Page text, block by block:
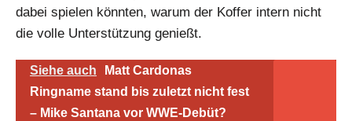
dabei spielen könnten, warum der Koffer intern nicht
die volle Unterstützung genießt.
Siehe auch
Matt Cardonas
Ringname stand bis zuletzt nicht fest
– Mike Santana vor WWE-Debüt?